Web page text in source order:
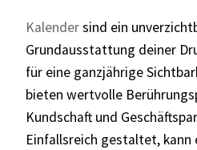
Kalendersind ein
Grundausstattung deiner
für eine ganzjährige
bieten wertvolle
Kundschaft und
Einfallsreich gestaltet, kann